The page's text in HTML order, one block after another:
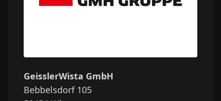
GeisslerWista GmbH
Bebbelsdorf 105